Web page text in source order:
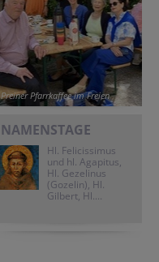
Preiner Pfarrkaffee im Freien
NAMENSTAGE
Hl. Felicissimus
und hl. Agapitus,
Hl. Gezelinus
(Gozelin), Hl.
Gilbert, Hl....